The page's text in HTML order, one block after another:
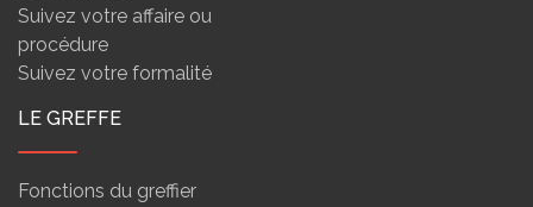
Suivez votre affaire ou
procédure
Suivez votre formalité
LE GREFFE
Fonctions du greffier